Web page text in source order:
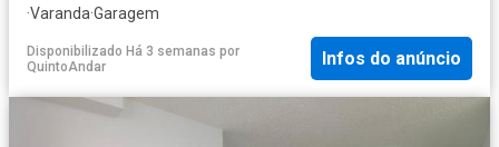
·Varanda·Garagem
Disponibilizado Há 3 semanas por
QuintoAndar
Infos do anúncio